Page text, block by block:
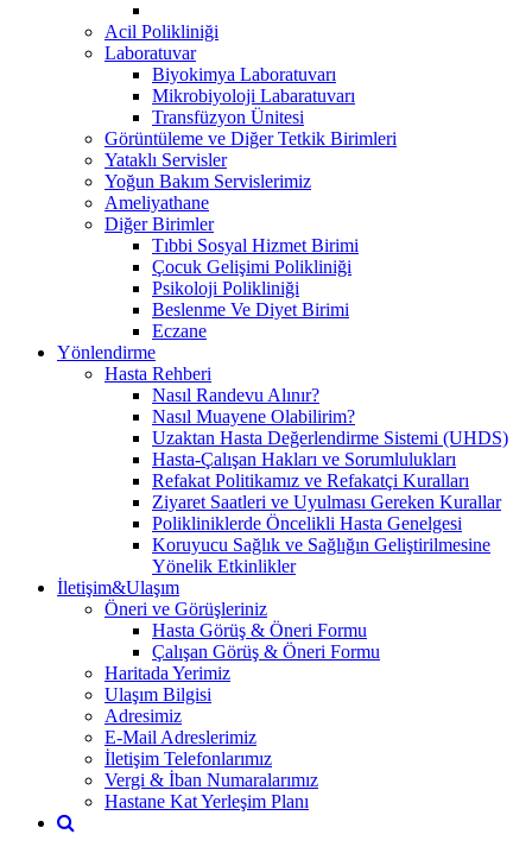
Acil Polikliniği
Laboratuvar
Biyokimya Laboratuvarı
Mikrobiyoloji Labaratuvarı
Transfüzyon Ünitesi
Görüntüleme ve Diğer Tetkik Birimleri
Yataklı Servisler
Yoğun Bakım Servislerimiz
Ameliyathane
Diğer Birimler
Tıbbi Sosyal Hizmet Birimi
Çocuk Gelişimi Polikliniği
Psikoloji Polikliniği
Beslenme Ve Diyet Birimi
Eczane
Yönlendirme
Hasta Rehberi
Nasıl Randevu Alınır?
Nasıl Muayene Olabilirim?
Uzaktan Hasta Değerlendirme Sistemi (UHDS)
Hasta-Çalışan Hakları ve Sorumlulukları
Refakat Politikamız ve Refakatçi Kuralları
Ziyaret Saatleri ve Uyulması Gereken Kurallar
Polikliniklerde Öncelikli Hasta Genelgesi
Koruyucu Sağlık ve Sağlığın Geliştirilmesine
Yönelik Etkinlikler
İletişim&Ulaşım
Öneri ve Görüşleriniz
Hasta Görüş & Öneri Formu
Çalışan Görüş & Öneri Formu
Haritada Yerimiz
Ulaşım Bilgisi
Adresimiz
E-Mail Adreslerimiz
İletişim Telefonlarımız
Vergi & İban Numaralarımız
Hastane Kat Yerleşim Planı